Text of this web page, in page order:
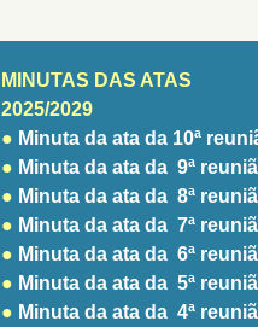
MINUTAS DAS ATAS
2025/2029
● Minuta da ata da 10ª
● Minuta da ata da 9ª
● Minuta da ata da 8ª
● Minuta da ata da 7ª
● Minuta da ata da 6ª
● Minuta da ata da 5ª
● Minuta da ata da 4ª